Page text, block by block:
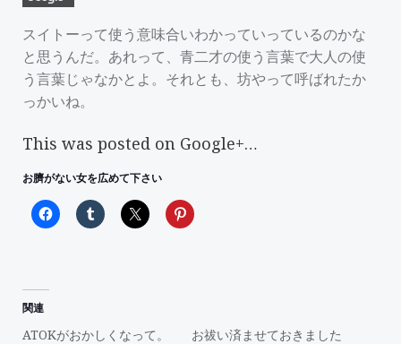
スイトーって使う意味合いわかっていっているのかな
と思うんだ。あれって、青二才の使う言葉で大人の使
う言葉じゃなかとよ。それとも、坊やって呼ばれたか
っかいね。
This was posted on Google+…
お臍がない女を広めて下さい
関連
ATOKがおかしくなって。
お祓い済ませておきました